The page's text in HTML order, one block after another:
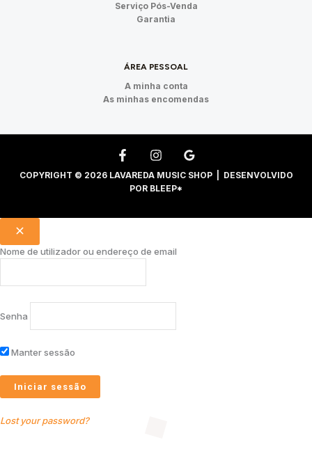
Serviço Pós-Venda
Garantia
ÁREA PESSOAL
A minha conta
As minhas encomendas
COPYRIGHT © 2026 LAVAREDA MUSIC SHOP | DESENVOLVIDO
POR BLEEP*
Nome de utilizador ou endereço de email
Senha
Manter sessão
Lost your password?